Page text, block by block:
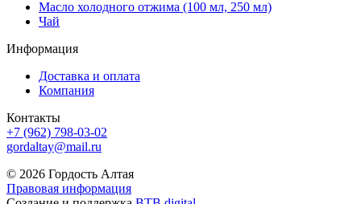
Масло холодного отжима (100 мл, 250 мл)
Чай
Информация
Доставка и оплата
Компания
Контакты
+7 (962) 798-03-02
gordaltay@mail.ru
© 2026 Гордость Алтая
Правовая информация